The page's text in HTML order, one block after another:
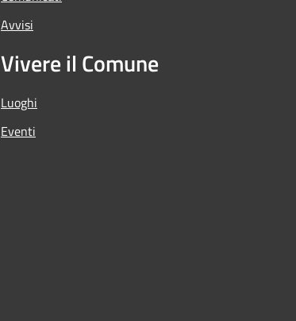
Avvisi
Vivere il Comune
Luoghi
Eventi